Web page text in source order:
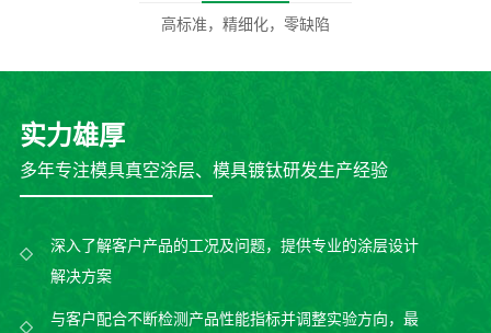
高标准，精细化，零缺陷
实力雄厚
多年专注模具真空涂层、模具镀钛研发生产经验
深入了解客户产品的工况及问题，提供专业的涂层设计
解决方案
与客户配合不断检测产品性能指标并调整实验方向，最